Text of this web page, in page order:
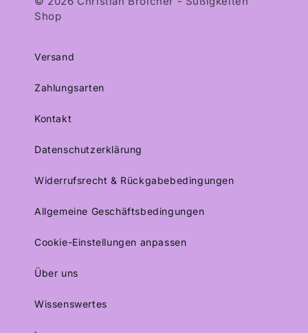
Shop
Versand
Zahlungsarten
Kontakt
Datenschutzerklärung
Widerrufsrecht & Rückgabebedingungen
Allgemeine Geschäftsbedingungen
Cookie-Einstellungen anpassen
Über uns
Wissenswertes